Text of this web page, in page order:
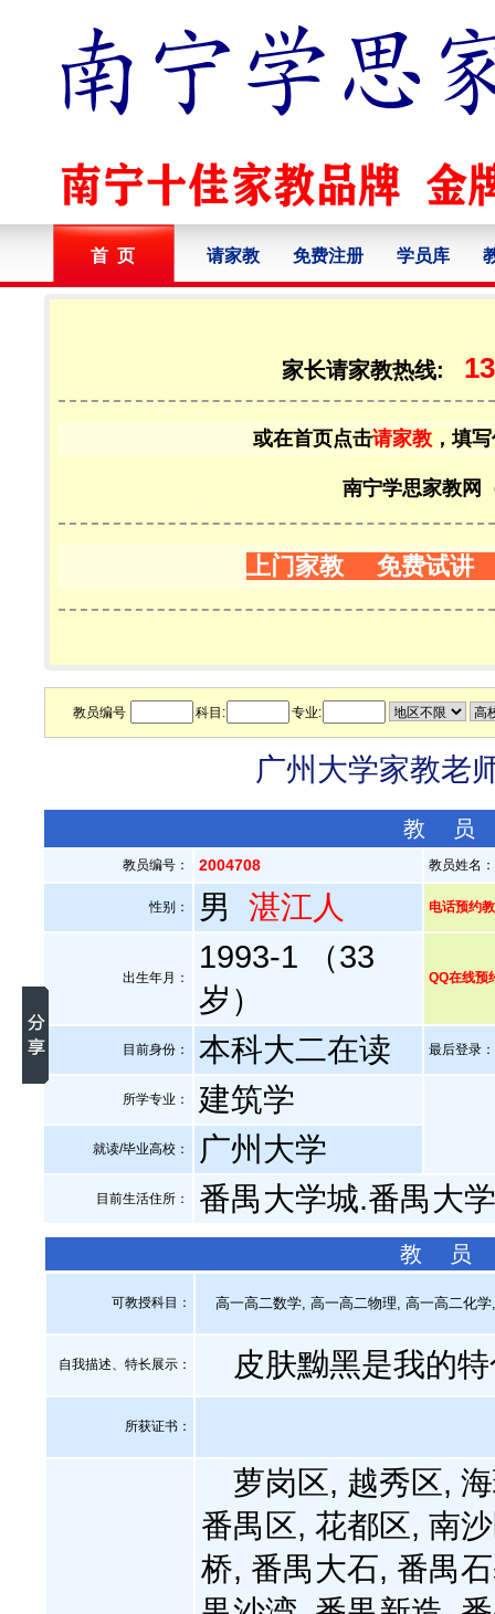
首 页 请家教 免费注册 学员库
家长请家教热线:
或在首页点击请家教 ，填
南宁学思家教网
上门家教 免费试讲
教员编号 科目: 专业:
广州大学家教老
教
教员编号： 2004708 教员姓名
性别： 男湛江人 电话预约
出生年月：
1993-1 （33
岁）
QQ在线预
目前身份： 本科大二在读 最后登录
所学专业： 建筑学
就读/毕业高校： 广州大学
目前生活住所： 番禺大学城.番禺大
教 员
可教授科目： 高一高二数学, 高一高二物理, 高一高二化
自我描述、特长展示 ： 皮肤黝黑是我的特
所获证书 ：
萝岗区, 越秀区,
番禺区, 花都区, 南
桥, 番禺大石, 番禺